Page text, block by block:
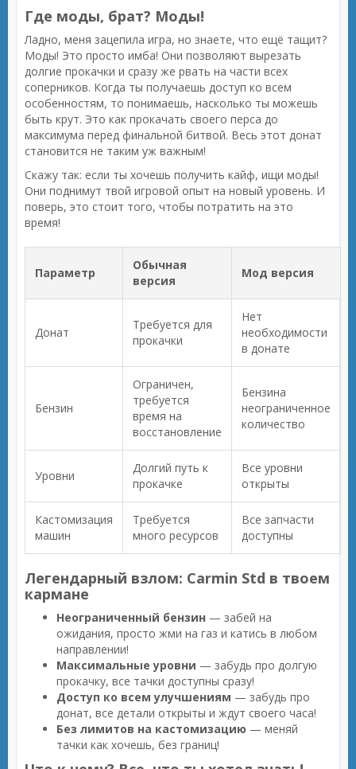
Где моды, брат? Моды!
Ладно, меня зацепила игра, но знаете, что ещё тащит?
Моды! Это просто имба! Они позволяют вырезать
долгие прокачки и сразу же рвать на части всех
соперников. Когда ты получаешь доступ ко всем
особенностям, то понимаешь, насколько ты можешь
быть крут. Это как прокачать своего перса до
максимума перед финальной битвой. Весь этот донат
становится не таким уж важным!
Скажу так: если ты хочешь получить кайф, ищи моды!
Они поднимут твой игровой опыт на новый уровень. И
поверь, это стоит того, чтобы потратить на это
время!
Параметр
Обычная
версия
Мод версия
Донат
Требуется для
прокачки
Нет
необходимости
в донате
Бензин
Ограничен,
требуется
время на
восстановление
Бензина
неограниченное
количество
Уровни
Долгий путь к
прокачке
Все уровни
открыты
Кастомизация
машин
Требуется
много ресурсов
Все запчасти
доступны
Легендарный взлом: Carmin Std в твоем
кармане
Неограниченный бензин — забей на
ожидания, просто жми на газ и катись в любом
направлении!
Максимальные уровни — забудь про долгую
прокачку, все тачки доступны сразу!
Доступ ко всем улучшениям — забудь про
донат, все детали открыты и ждут своего часа!
Без лимитов на кастомизацию — меняй
тачки как хочешь, без границ!